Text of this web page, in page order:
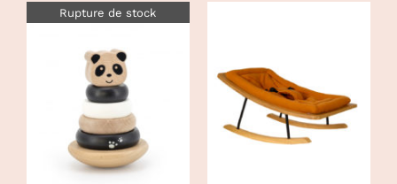
PRODUIT
Rupture de stock
DÉTAILS
AJOUTER AU
PANIER
/
DÉTAILS